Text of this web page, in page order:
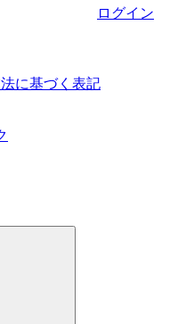
ログイン
に基づく表記